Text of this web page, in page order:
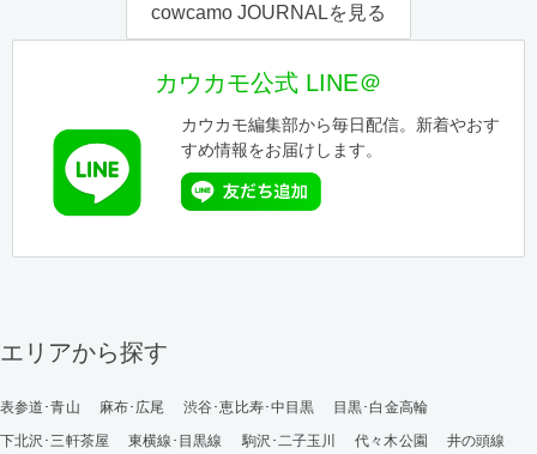
cowcamo JOURNALを見る
カウカモ公式 LINE＠
カウカモ編集部から毎日配信。新着やおす
すめ情報をお届けします。
エリアから探す
表参道･青山 麻布･広尾 渋谷･恵比寿･中目黒
目黒･白金高輪
下北沢･三軒茶屋
東横線･目黒線 駒沢･二子玉川 代々木公園
井の頭線